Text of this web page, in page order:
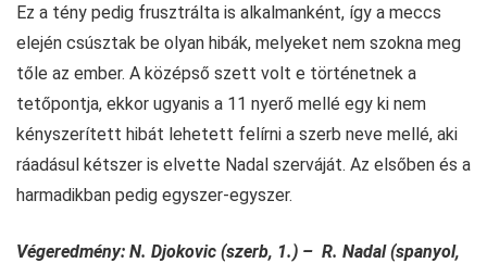
Ez a tény pedig frusztrálta is alkalmanként, így a meccs
elején csúsztak be olyan hibák, melyeket nem szokna meg
tőle az ember. A középső szett volt e történetnek a
tetőpontja, ekkor ugyanis a 11 nyerő mellé egy ki nem
kényszerített hibát lehetett felírni a szerb neve mellé, aki
ráadásul kétszer is elvette Nadal szerváját. Az elsőben és a
harmadikban pedig egyszer-egyszer.
Végeredmény: N. Djokovic (szerb, 1.) – R. Nadal (spanyol,